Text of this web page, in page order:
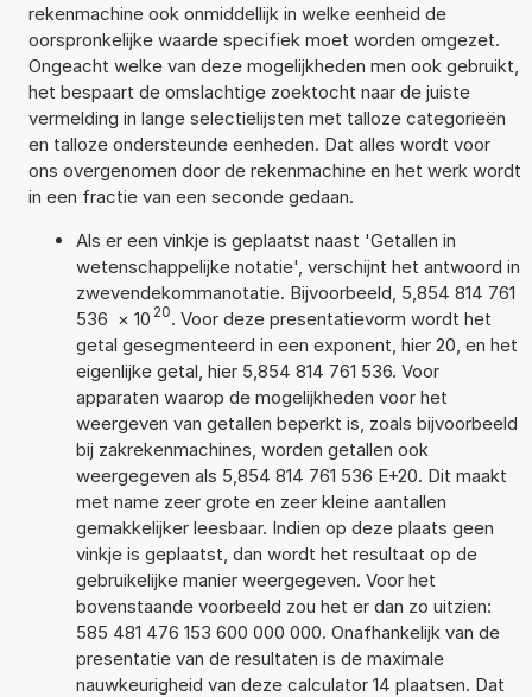
rekenmachine ook onmiddellijk in welke eenheid de
oorspronkelijke waarde specifiek moet worden omgezet.
Ongeacht welke van deze mogelijkheden men ook gebruikt,
het bespaart de omslachtige zoektocht naar de juiste
vermelding in lange selectielijsten met talloze categorieën
en talloze ondersteunde eenheden. Dat alles wordt voor
ons overgenomen door de rekenmachine en het werk wordt
in een fractie van een seconde gedaan.
Als er een vinkje is geplaatst naast 'Getallen in
wetenschappelijke notatie', verschijnt het antwoord in
zwevendekommanotatie. Bijvoorbeeld, 5,854 814 761
536 × 10 20. Voor deze presentatievorm wordt het
getal gesegmenteerd in een exponent, hier 20, en het
eigenlijke getal, hier 5,854 814 761 536. Voor
apparaten waarop de mogelijkheden voor het
weergeven van getallen beperkt is, zoals bijvoorbeeld
bij zakrekenmachines, worden getallen ook
weergegeven als 5,854 814 761 536 E+20. Dit maakt
met name zeer grote en zeer kleine aantallen
gemakkelijker leesbaar. Indien op deze plaats geen
vinkje is geplaatst, dan wordt het resultaat op de
gebruikelijke manier weergegeven. Voor het
bovenstaande voorbeeld zou het er dan zo uitzien:
585 481 476 153 600 000 000. Onafhankelijk van de
presentatie van de resultaten is de maximale
nauwkeurigheid van deze calculator 14 plaatsen. Dat